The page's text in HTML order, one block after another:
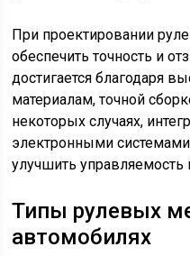
При проектировании
обеспечить точность и
достигается благодаря
материалам, точной
некоторых случаях,
электронными системами
улучшить управляемость
Типы рулевых
автомобилях